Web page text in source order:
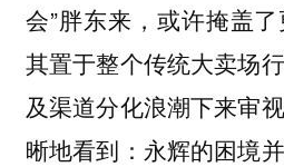
会”胖东来，或许掩盖
其置于整个传统大卖场
及渠道分化浪潮下来审
晰地看到：永辉的困境